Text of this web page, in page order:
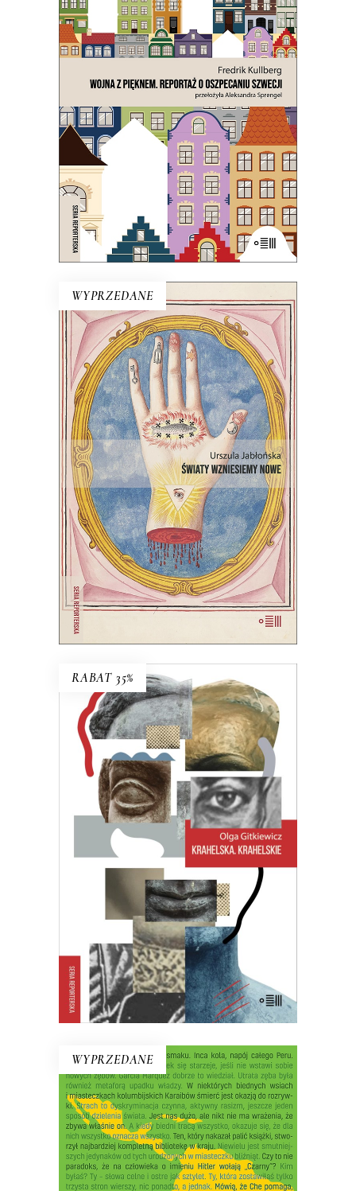
E-BOOK DO KOSZYKA
WOJNA Z PIĘKNEM. REPORTAŻ
O OSZPECANIU SZWECJI
Czy chodzi o ten osobliwy szwedzki
strach przed tym, co
nienowoczesne? Na to wygląda.
43.00zł 21.50zł
WYPRZEDANE
E-BOOK DO KOSZYKA
ŚWIATY WZNIESIEMY NOWE
Wprawdzie niektórzy mówią, że świat
taki, jaki znamy, dobiega końca, ale
jednak wciąż są ludzie, którzy chcą
wymyślać go na nowo.
44.00zł 22.00zł
RABAT 35%
E-BOOK DO KOSZYKA
KRAHELSKA. KRAHELSKIE
Halina, Wanda, Krystyna. Trzy kobiety,
jedno nazwisko. Legendarna
inspektorka pracy, zamachowczyni z
dobrego domu, warszawska Syrenka.
Często je mylono, jeden życiorys
rozpisywano na trzy albo – częściej –
trzy zlepiano w jeden…
42.00zł 27.30zł
KSIĄŻKA DO KOSZYKA
WYPRZEDANE
DZIOBAK LITERATURY.
REPORTAŻE
LATYNOAMERYKAŃSKIE